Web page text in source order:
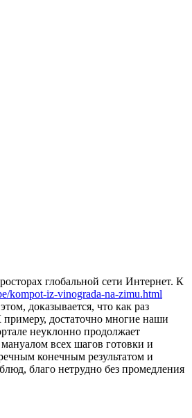
глобальной сети Интернет. К
kompot-iz-vinograda-na-zimu.html
доказывается, что как раз
достаточно многие наши
неуклонно продолжает
всех шагов готовки и
конечным результатом и
благо нетрудно без промедления